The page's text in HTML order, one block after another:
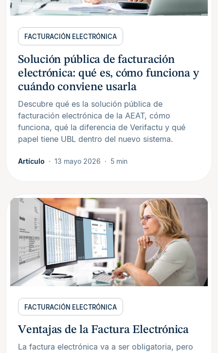
FACTURACIÓN ELECTRÓNICA
Solución pública de facturación
electrónica: qué es, cómo funciona y
cuándo conviene usarla
Descubre qué es la solución pública de
facturación electrónica de la AEAT, cómo
funciona, qué la diferencia de Verifactu y qué
papel tiene UBL dentro del nuevo sistema.
Artículo 13 mayo 2026 5 min
FACTURACIÓN ELECTRÓNICA
Ventajas de la Factura Electrónica
La factura electrónica va a ser obligatoria, pero